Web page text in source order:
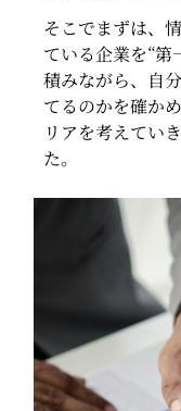
そこでまずは、
ている企業を“第
積みながら、自
てるのかを確か
リアを考えてい
た。